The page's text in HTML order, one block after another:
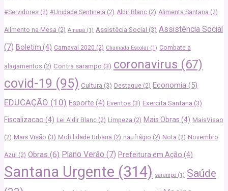
#Servidores (2) #Unidade Sentinela (2) Aldir Blanc (2) Alimenta Santana (2)
Alimento na Mesa (2) Amapá (1) Assistêcia Social (3) Assistência Social
(7) Boletim (4) Carnaval 2020 (2) Chamada Escolar (1) Combate a
alagamentos (2) Contra sarampo (3) coronavirus (67)
covid-19 (95) Cultura (3) Destaque (2) Economia (5)
EDUCAÇÃO (10) Esporte (4) Eventos (3) Exercita Santana (3)
Fiscalizacao (4) Lei Aldir Blanc (2) Limpeza (2) Mais Obras (4) MaisVisao
(2) Mais Visão (3) Mobilidade Urbana (2) naufrágio (2) Nota (2) Novembro
Azul (2) Obras (6) Plano Verão (7) Prefeitura em Ação (4)
Santana Urgente (314) sarampo (1) Saúde